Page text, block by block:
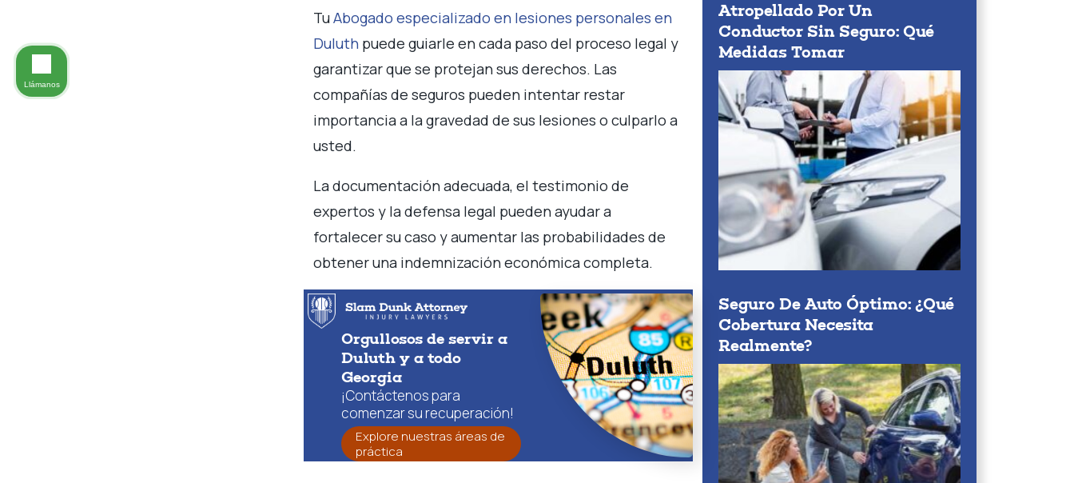
TuAbogado especializado en lesiones personales en
Duluth puede guiarle en cada paso del proceso legal y
garantizar que se protejan sus derechos. Las
compañías de seguros pueden intentar restar
importancia a la gravedad de sus lesiones o culparlo a
usted.
La documentación adecuada, el testimonio de
expertos y la defensa legal pueden ayudar a
fortalecer su caso y aumentar las probabilidades de
obtener una indemnización económica completa.
Orgullosos de servir a
Duluth y a todo
Georgia
¡Contáctenos para
comenzar su recuperación!
Explore nuestras áreas de
práctica
Atropellado Por Un
Conductor Sin Seguro: Qué
Medidas Tomar
Seguro De Auto Óptimo: ¿qué
Cobertura Necesita
Realmente?
Llámanos